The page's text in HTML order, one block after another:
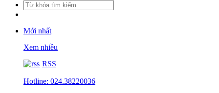
Mới nhất
Xem nhiều
RSS
Hotline: 024.38220036